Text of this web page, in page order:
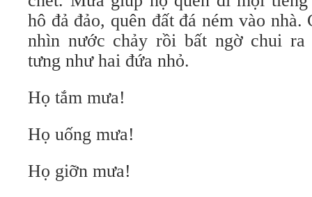
hô đả đảo, quên đất đá ném vào nhà.
nhìn nước chảy rồi bất ngờ chui ra
tưng như hai đứa nhỏ.
Họ tắm mưa!
Họ uống mưa!
Họ giỡn mưa!